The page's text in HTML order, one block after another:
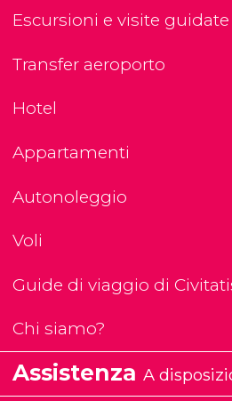
Escursioni e visite guidate
Transfer aeroporto
Hotel
Appartamenti
Autonoleggio
Voli
Guide di viaggio di
Chi siamo?
Assistenza A